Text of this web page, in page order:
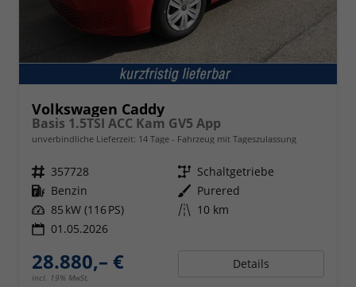
Volkswagen Caddy
Basis 1.5TSI ACC Kam GV5 App
unverbindliche Lieferzeit: 14 Tage Fahrzeug mit Tageszulassung
Fahrzeugnr. 357728 Getriebe Schaltgetriebe
Kraftstoff Benzin Außenfarbe Purered
Leistung 85 kW (116 PS) Kilometerstand 10 km
01.05.2026
28.880,– €
incl. 19% MwSt.
Details